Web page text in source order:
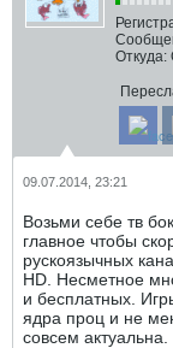
Откуда:
09.07.2014, 23:21
Возьми себе тв
главное чтобы
рускоязычных
HD. Несметное
и бесплатных.
ядра проц и не
совсем актуальна.